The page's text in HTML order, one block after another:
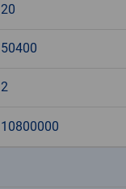
20
50400
2
10800000